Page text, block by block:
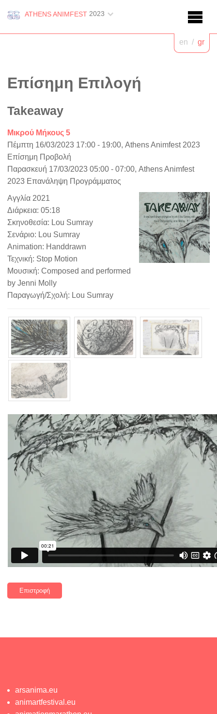
ATHENS ANIMFEST 2023
en / gr
Επίσημη Επιλογή
Takeaway
Μικρού Μήκους 5
Πέμπτη 16/03/2023 17:00 - 19:00, Athens Animfest 2023
Επίσημη Προβολή
Παρασκευή 17/03/2023 05:00 - 07:00, Athens Animfest
2023 Επανάληψη Προγράμματος
Αγγλία 2021
Διάρκεια: 05:18
Σκηνοθεσία: Lou Sumray
Σενάριο: Lou Sumray
Animation: Handdrawn
Τεχνική: Stop Motion
Μουσική: Composed and performed
by Jenni Molly
Παραγωγή/Σχολή: Lou Sumray
Επιστροφή
arsanima.eu
animartfestival.eu